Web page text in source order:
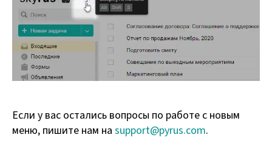
Если у вас остались вопросы по работе с новым
меню, пишите нам на support@pyrus.com.